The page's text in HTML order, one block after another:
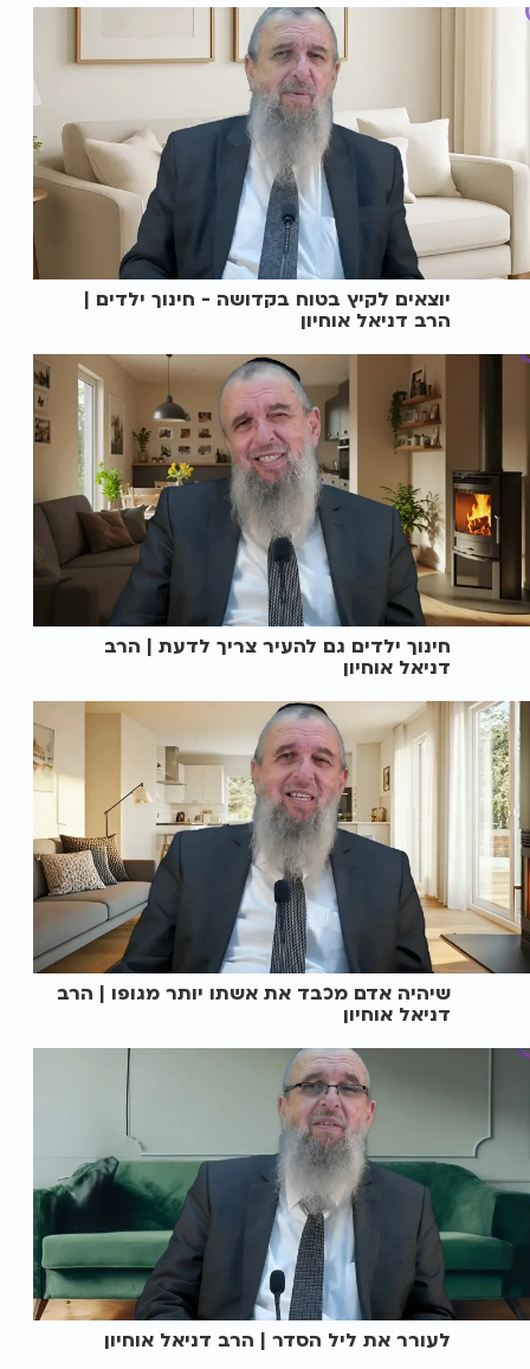
יוצאים לקיץ בטוח בקדושה - חינוך ילדים |
הרב דניאל אוחיון
חינוך ילדים גם להעיר צריך לדעת | הרב
דניאל אוחיון
שיהיה אדם מכבד את אשתו יותר מגופו | הרב
דניאל אוחיון
לעורר את ליל הסדר | הרב דניאל אוחיון